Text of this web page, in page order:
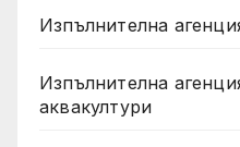
Изпълнителна
Изпълнителна
аквакултури